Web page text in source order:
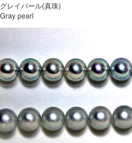
グレイパール(真珠)
Gray pearl